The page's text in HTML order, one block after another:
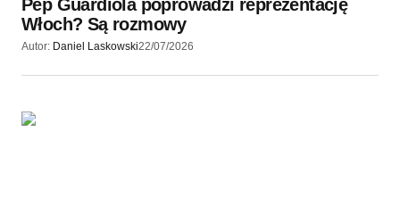
Pep Guardiola poprowadzi reprezentację
Włoch? Są rozmowy
Autor: Daniel Laskowski22/07/2026